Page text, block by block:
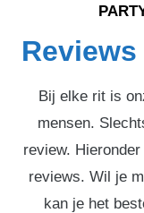
Bij elke rit is
mensen.
review.
reviews. Wil je
kan je het